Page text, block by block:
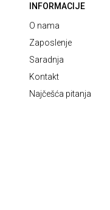
INFORMACIJE
O nama
Zaposlenje
Saradnja
Kontakt
Najčešća pitanja